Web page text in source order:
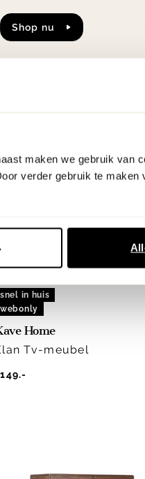
maken we gebruik van
verder gebruik te maken
snel in huis
webonly
Home
Tv-meubel
Shop nu